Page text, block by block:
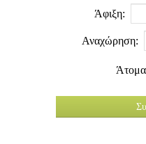
Άφιξη:
Αναχώρηση: